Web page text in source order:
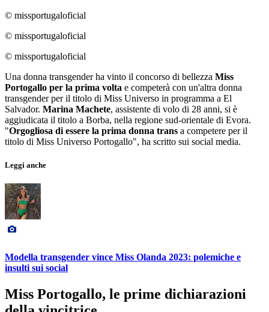
© missportugaloficial
© missportugaloficial
© missportugaloficial
Una donna transgender ha vinto il concorso di bellezza Miss
Portogallo per la prima volta e competerà con un'altra donna
transgender per il titolo di Miss Universo in programma a El
Salvador. Marina Machete, assistente di volo di 28 anni, si è
aggiudicata il titolo a Borba, nella regione sud-orientale di Evora.
"Orgogliosa di essere la prima donna trans a competere per il
titolo di Miss Universo Portogallo", ha scritto sui social media.
Leggi anche
Modella transgender vince Miss Olanda 2023: polemiche e
insulti sui social
Miss Portogallo, le prime dichiarazioni